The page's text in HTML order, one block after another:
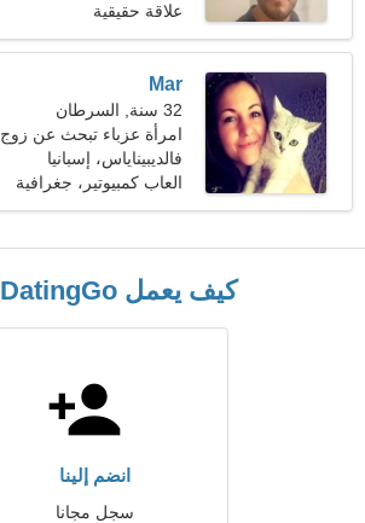
علاقة حقيقية
Mar
32 سنة, السرطان
امرأة عزباء تبحث عن زوج
فالديبيناياس، إسبانيا
العاب كمبيوتير، جغرافية
كيف يعمل EspDatingGo
انضم إلينا
سجل مجانا